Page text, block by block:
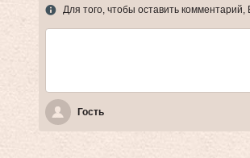
Для того, чтобы оставить
Гость